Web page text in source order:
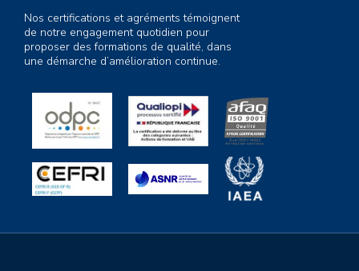
Nos certifications et agréments témoignent
de notre engagement quotidien pour
proposer des formations de qualité, dans
une démarche d’amélioration continue.